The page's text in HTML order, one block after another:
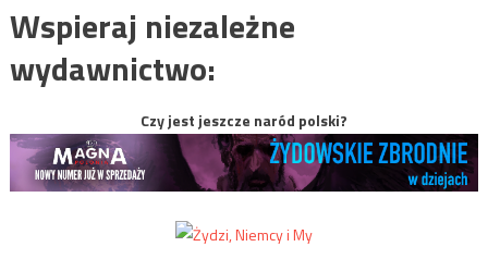
Wspieraj niezależne
wydawnictwo:
Czy jest jeszcze naród polski?